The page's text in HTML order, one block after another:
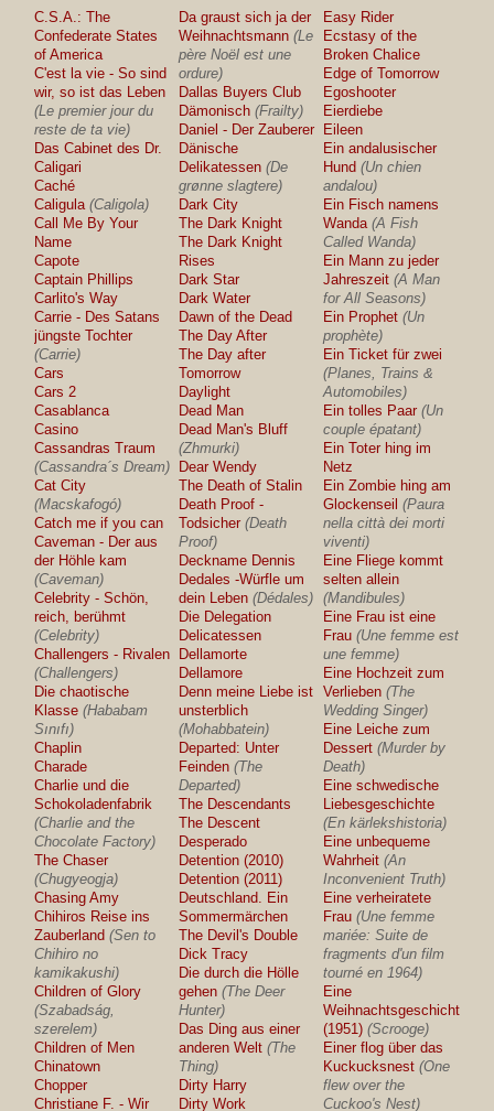
C.S.A.: The
Confederate States
of America
C'est la vie - So sind
wir, so ist das Leben
(Le premier jour du
reste de ta vie)
Das Cabinet des Dr.
Caligari
Caché
Caligula (Caligola)
Call Me By Your
Name
Capote
Captain Phillips
Carlito's Way
Carrie - Des Satans
jüngste Tochter
(Carrie)
Cars
Cars 2
Casablanca
Casino
Cassandras Traum
(Cassandra´s Dream)
Cat City
(Macskafogó)
Catch me if you can
Caveman - Der aus
der Höhle kam
(Caveman)
Celebrity - Schön,
reich, berühmt
(Celebrity)
Challengers - Rivalen
(Challengers)
Die chaotische
Klasse (Hababam
Sınıfı)
Chaplin
Charade
Charlie und die
Schokoladenfabrik
(Charlie and the
Chocolate Factory)
The Chaser
(Chugyeogja)
Chasing Amy
Chihiros Reise ins
Zauberland (Sen to
Chihiro no
kamikakushi)
Children of Glory
(Szabadság,
szerelem)
Children of Men
Chinatown
Chopper
Christiane F. - Wir
Da graust sich ja der
Weihnachtsmann (Le
père Noël est une
ordure)
Dallas Buyers Club
Dämonisch (Frailty)
Daniel - Der Zauberer
Dänische
Delikatessen (De
grønne slagtere)
Dark City
The Dark Knight
The Dark Knight
Rises
Dark Star
Dark Water
Dawn of the Dead
The Day After
The Day after
Tomorrow
Daylight
Dead Man
Dead Man's Bluff
(Zhmurki)
Dear Wendy
The Death of Stalin
Death Proof -
Todsicher (Death
Proof)
Deckname Dennis
Dedales -Würfle um
dein Leben (Dédales)
Die Delegation
Delicatessen
Dellamorte
Dellamore
Denn meine Liebe ist
unsterblich
(Mohabbatein)
Departed: Unter
Feinden (The
Departed)
The Descendants
The Descent
Desperado
Detention (2010)
Detention (2011)
Deutschland. Ein
Sommermärchen
The Devil's Double
Dick Tracy
Die durch die Hölle
gehen (The Deer
Hunter)
Das Ding aus einer
anderen Welt (The
Thing)
Dirty Harry
Dirty Work
Easy Rider
Ecstasy of the
Broken Chalice
Edge of Tomorrow
Egoshooter
Eierdiebe
Eileen
Ein andalusischer
Hund (Un chien
andalou)
Ein Fisch namens
Wanda (A Fish
Called Wanda)
Ein Mann zu jeder
Jahreszeit (A Man
for All Seasons)
Ein Prophet (Un
prophète)
Ein Ticket für zwei
(Planes, Trains &
Automobiles)
Ein tolles Paar (Un
couple épatant)
Ein Toter hing im
Netz
Ein Zombie hing am
Glockenseil (Paura
nella città dei morti
viventi)
Eine Fliege kommt
selten allein
(Mandibules)
Eine Frau ist eine
Frau (Une femme est
une femme)
Eine Hochzeit zum
Verlieben (The
Wedding Singer)
Eine Leiche zum
Dessert (Murder by
Death)
Eine schwedische
Liebesgeschichte
(En kärlekshistoria)
Eine unbequeme
Wahrheit (An
Inconvenient Truth)
Eine verheiratete
Frau (Une femme
mariée: Suite de
fragments d'un film
tourné en 1964)
Eine
Weihnachtsgeschichte
(1951) (Scrooge)
Einer flog über das
Kuckucksnest (One
flew over the
Cuckoo's Nest)